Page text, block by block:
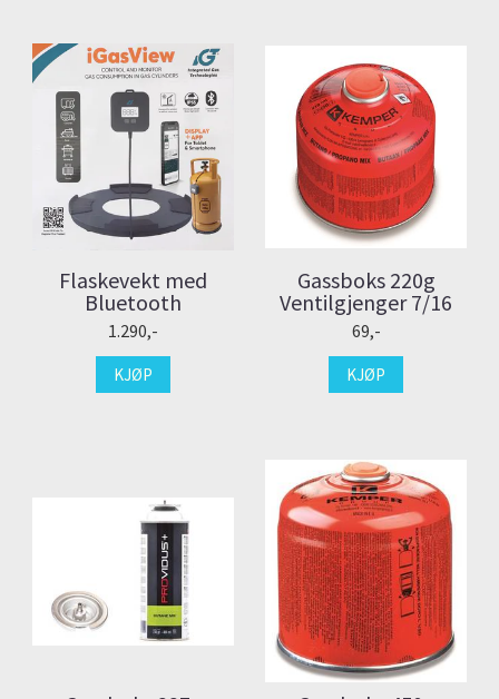
Flaskevekt med
Bluetooth
1.290,-
KJØP
Gassboks 220g
Ventilgjenger 7/16
69,-
KJØP